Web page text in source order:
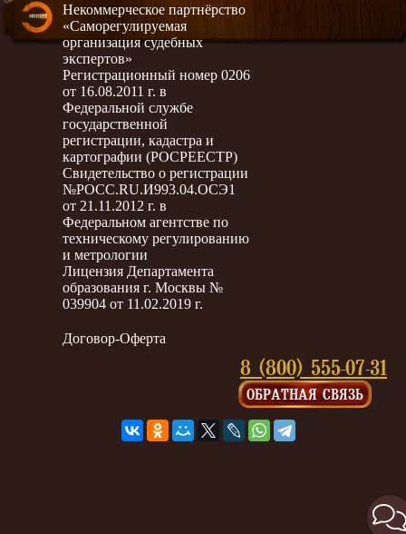
Некоммерческое партнёрство
«Саморегулируемая
организация судебных
экспертов»
Регистрационный номер 0206
от 16.08.2011 г. в
Федеральной службе
государственной
регистрации, кадастра и
картографии (РОСРЕЕСТР)
Свидетельство о регистрации
№РОСС.RU.И993.04.ОСЭ1
от 21.11.2012 г. в
Федеральном агентстве по
техническому регулированию
и метрологии
Лицензия Департамента
образования г. Москвы №
039904 от 11.02.2019 г.
Договор-Оферта
8 (800) 555-07-31
ОБРАТНАЯ СВЯЗЬ